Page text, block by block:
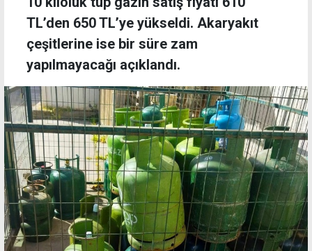
TL’den 650 TL’ye yükseldi. Akaryakıt
çeşitlerine ise bir süre zam
yapılmayacağı açıklandı.